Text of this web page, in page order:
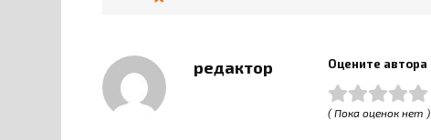
редактор Оцените автора
( Пока оценок нет )